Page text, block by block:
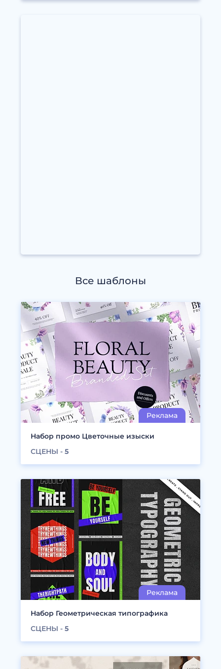
Все шаблоны
Набор промо Цветочные изыски
СЦЕНЫ - 5
Набор Геометрическая типографика
СЦЕНЫ - 5